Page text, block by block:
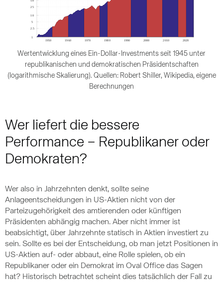
Wertentwicklung eines Ein-Dollar-Investments seit 1945 unter
republikanischen und demokratischen Präsidentschaften
(logarithmische Skalierung). Quellen: Robert Shiller, Wikipedia, eigene
Berechnungen
Wer liefert die bessere
Performance – Republikaner oder
Demokraten?
Wer also in Jahrzehnten denkt, sollte seine
Anlageentscheidungen in US-Aktien nicht von der
Parteizugehörigkeit des amtierenden oder künftigen
Präsidenten abhängig machen. Aber nicht immer ist
beabsichtigt, über Jahrzehnte statisch in Aktien investiert zu
sein. Sollte es bei der Entscheidung, ob man jetzt Positionen in
US-Aktien auf- oder abbaut, eine Rolle spielen, ob ein
Republikaner oder ein Demokrat im Oval Office das Sagen
hat? Historisch betrachtet scheint dies tatsächlich der Fall zu